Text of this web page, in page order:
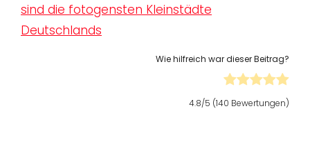
sind die fotogensten Kleinstädte
Deutschlands
Wie hilfreich war dieser Beitrag?
4.8/5 (140 Bewertungen)